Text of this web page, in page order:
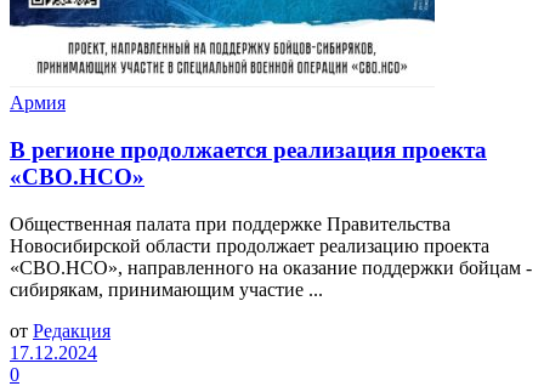
Армия
В регионе продолжается реализация проекта
«СВО.НСО»
Общественная палата при поддержке Правительства
Новосибирской области продолжает реализацию проекта
«СВО.НСО», направленного на оказание поддержки бойцам -
сибирякам, принимающим участие ...
от Редакция
17.12.2024
0